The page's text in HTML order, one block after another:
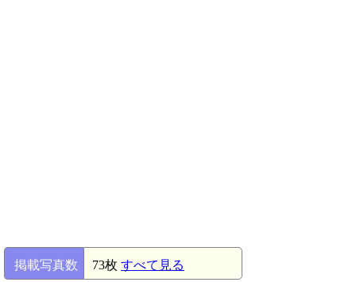
掲載写真数 73枚 すべて見る